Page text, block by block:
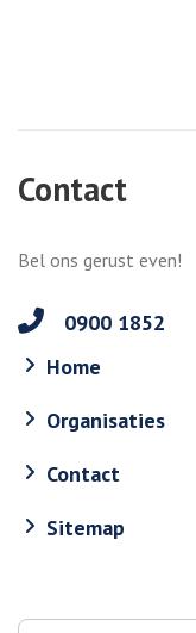
Contact
Bel ons gerust even!
0900 1852
Home
Organisaties
Contact
Sitemap